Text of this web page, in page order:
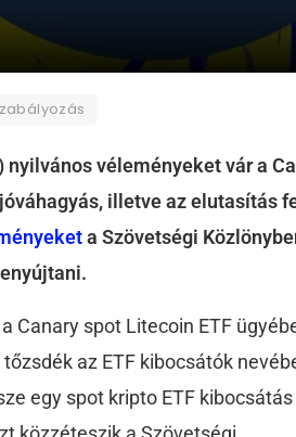
véleményeket vár a
illetve az elutasítás
a Szövetségi
Canary spot Litecoin ETF
az ETF kibocsátók
egy spot kripto ETF kibocsátás